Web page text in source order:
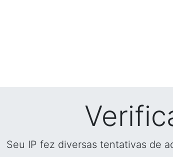
Seu IP fez diversas tentativas de